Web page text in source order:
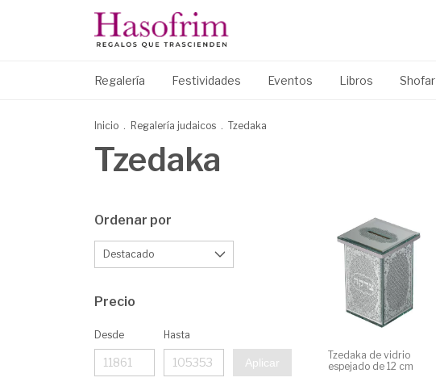
Regalería Festividades Eventos Libros Shofar
Inicio . Regalería judaicos . Tzedaka
Tzedaka
Ordenar por
Precio
Desde Hasta
Aplicar
Tzedaka de vidrio
espejado de 12 cm